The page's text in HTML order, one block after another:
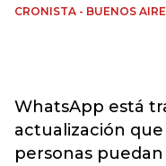
CRONISTA - BUENOS
WhatsApp está
actualización
personas